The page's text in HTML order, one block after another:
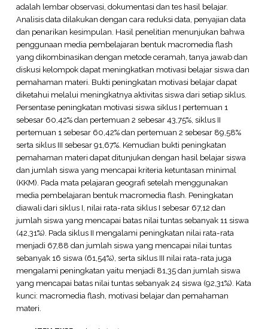
adalah lembar observasi, dokumentasi dan tes hasil belajar.
Analisis data dilakukan dengan cara reduksi data, penyajian data
dan penarikan kesimpulan. Hasil penelitian menunjukan bahwa
penggunaan media pembelajaran bentuk macromedia flash
yang dikombinasikan dengan metode ceramah, tanya jawab dan
diskusi kelompok dapat meningkatkan motivasi belajar siswa dan
pemahaman materi. Bukti peningkatan motivasi belajar dapat
diketahui melalui meningkatnya aktivitas siswa dari setiap siklus.
Persentase peningkatan motivasi siswa siklus I pertemuan 1
sebesar 60,42% dan pertemuan 2 sebesar 43,75%, siklus II
pertemuan 1 sebesar 60,42% dan pertemuan 2 sebesar 89,58%
serta siklus III sebesar 91,67%. Kemudian bukti peningkatan
pemahaman materi dapat ditunjukan dengan hasil belajar siswa
dan jumlah siswa yang mencapai kriteria ketuntasan minimal
(KKM). Pada mata pelajaran geografi setelah menggunakan
media pembelajaran bentuk macromedia flash. Peningkatan
diawali dari siklus I, nilai rata-rata siklus I sebesar 67,12 dan
jumlah siswa yang mencapai batas nilai tuntas sebanyak 11 siswa
(42,31%). Pada siklus II mengalami peningkatan nilai rata-rata
menjadi 67,88 dan jumlah siswa yang mencapai nilai tuntas
sebanyak 16 siswa (61,54%), serta siklus III nilai rata-rata juga
mengalami peningkatan yaitu menjadi 81,35 dan jumlah siswa
yang mencapai batas nilai tuntas sebanyak 24 siswa (92,31%). Kata
kunci: macromedia flash, motivasi belajar dan pemahaman
materi.